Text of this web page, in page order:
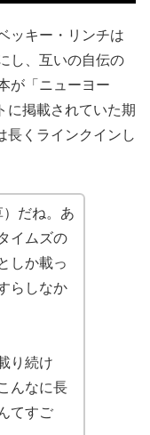
ッキー・リンチは
し、互いの自伝の
が「ニューヨー
に掲載されていた期
長くラインクインし
だね。あ
イムズの
しか載っ
らしなか
り続け
んなに長
てすご